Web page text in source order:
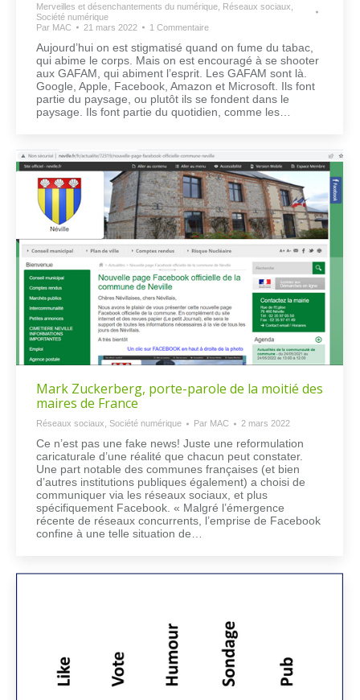
Merveilles et désenchantements du numérique Réseaux sociaux
Société numérique
Par MAC 21 mars 2022 1 Commentaire
Aujourd’hui on est stigmatisé quand on fume du tabac,
qui abime le corps. Mais on est encouragé à se shooter
aux GAFAM, qui abiment l’esprit. Les GAFAM sont là.
Google, Apple, Facebook, Amazon et Microsoft. Ils font
partie du paysage, ou plutôt ils se fondent dans le
paysage. Ils font partie du quotidien, comme les…
Mark Zuckerberg, porte-parole de la moitié des
maires de France
Réseaux sociaux, Société numérique Par MAC 2 mars 2022
Ce n’est pas une fake news! Juste une reformulation
caricaturale d’une réalité que chacun peut constater.
Une part notable des communes françaises (et bien
d’autres institutions publiques également) a choisi de
communiquer via les réseaux sociaux, et plus
spécifiquement Facebook. « Malgré l’émergence
récente de réseaux concurrents, l’emprise de Facebook
confine à une telle situation de…